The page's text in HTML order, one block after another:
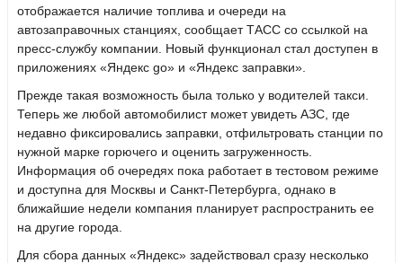
отображается наличие топлива и очереди на
автозаправочных станциях, сообщает ТАСС со ссылкой на
пресс-службу компании. Новый функционал стал доступен в
приложениях «Яндекс go» и «Яндекс заправки».
Прежде такая возможность была только у водителей такси.
Теперь же любой автомобилист может увидеть АЗС, где
недавно фиксировались заправки, отфильтровать станции по
нужной марке горючего и оценить загруженность.
Информация об очередях пока работает в тестовом режиме
и доступна для Москвы и Санкт-Петербурга, однако в
ближайшие недели компания планирует распространить ее
на другие города.
Для сбора данных «Яндекс» задействовал сразу несколько